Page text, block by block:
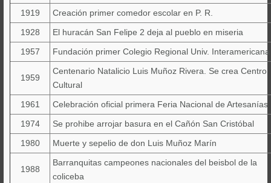
1919
Creación primer comedor escolar en P. R.
1928
El huracán San Felipe 2 deja al pueblo en miseria
1957
Fundación primer Colegio Regional Univ. Interamericana
1959
Centenario Natalicio Luis Muñoz Rivera. Se crea Centro
Cultural
1961
Celebración oficial primera Feria Nacional de Artesanías
1974
Se prohibe arrojar basura en el Cañón San Cristóbal
1980
Muerte y sepelio de don Luis Muñoz Marín
1988
Barranquitas campeones nacionales del beisbol de la
coliceba